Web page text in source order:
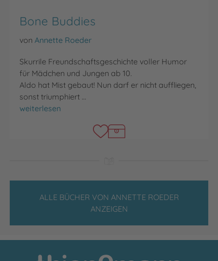
Bone Buddies
von Annette Roeder
Skurrile Freundschaftsgeschichte voller Humor
für Mädchen und Jungen ab 10.
Aldo hat Mist gebaut! Nun darf er nicht auffliegen,
sonst triumphiert …
Bone Buddies
weiterlesen
ALLE BÜCHER VON ANNETTE ROEDER
ANZEIGEN